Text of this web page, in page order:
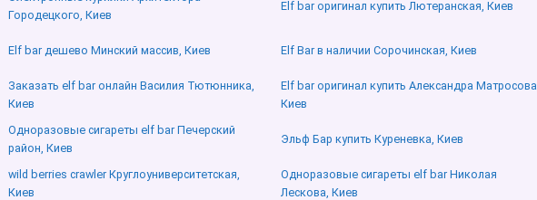
Городецкого, Киев
Elf bar оригинал купить Лютеранская, Киев
Elf bar дешево Минский массив, Киев Elf Bar в наличии Сорочинская, Киев
Заказать elf bar онлайн Василия Тютюнника,
Киев
Elf bar оригинал купить Александра Матросова,
Киев
Одноразовые сигареты elf bar Печерский
район, Киев
Эльф Бар купить Куреневка, Киев
wild berries crawler Круглоуниверситетская,
Киев
Одноразовые сигареты elf bar Николая
Лескова, Киев